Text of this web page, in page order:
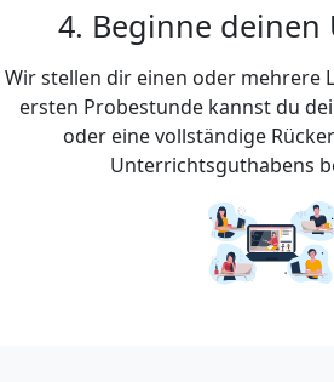
4. Beginne deinen
Wir stellen dir einen oder mehrere
ersten Probestunde kannst du
oder eine vollständige
Unterrichtsguthabens